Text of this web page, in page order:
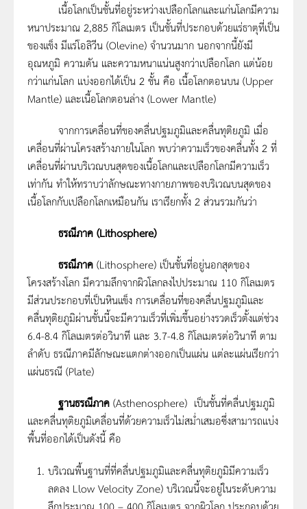
เนื้อโลกเป็นชั้นที่อยู่ระหว่างเปลือกโลกและแก่นโลกมีความ
หนาประมาณ 2,885 กิโลเมตร เป็นชั้นที่ประกอบด้วยแร่ธาตุที่เป็น
ของแข็ง มีแร่โอลิวีน (Olevine) จำนวนมาก นอกจากนี้ยังมี
อุณหภูมิ ความดัน และความหนาแน่นสูงกว่าเปลือกโลก แต่น้อย
กว่าแก่นโลก แบ่งออกได้เป็น 2 ชั้น คือ เนื้อโลกตอนบน (Upper
Mantle) และเนื้อโลกตอนล่าง (Lower Mantle)
จากการเคลื่อนที่ของคลื่นปฐมภูมิและคลื่นทุติยภูมิ เมื่อ
เคลื่อนที่ผ่านโครงสร้างภายในโลก พบว่าความเร็วของคลื่นทั้ง 2 ที่
เคลื่อนที่ผ่านบริเวณบนสุดของเนื้อโลกและเปลือกโลกมีความเร็ว
เท่ากัน ทำให้ทราบว่าลักษณะทางกายภาพของบริเวณบนสุดของ
เนื้อโลกกับเปลือกโลกเหมือนกัน เราเรียกทั้ง 2 ส่วนรวมกันว่า
ธรณีภาค (Lithosphere)
ธรณีภาค (Lithosphere) เป็นชั้นที่อยู่นอกสุดของ
โครงสร้างโลก มีความลึกจากผิวโลกลงไปประมาณ 110 กิโลเมตร
มีส่วนประกอบที่เป็นหินแข็ง การเคลื่อนที่ของคลื่นปฐมภูมิและ
คลื่นทุติยภูมิผ่านชั้นนี้จะมีความเร็วที่เพิ่มขึ้นอย่างรวดเร็วตั้งแต่ช่วง
6.4-8.4 กิโลเมตรต่อวินาที และ 3.7-4.8 กิโลเมตรต่อวินาที ตาม
ลำดับ ธรณีภาคมีลักษณะแตกต่างออกเป็นแผ่น แต่ละแผ่นเรียกว่า
แผ่นธรณี (Plate)
ฐานธรณีภาค (Asthenosphere) เป็นชั้นที่คลื่นปฐมภูมิ
และคลื่นทุติยภูมิเคลื่อนที่ด้วยความเร็วไม่สม่ำเสมอซึ่งสามารถแบ่ง
พื้นที่ออกได้เป็นดังนี้ คือ
บริเวณพื้นฐานที่ที่คลื่นปฐมภูมิและคลื่นทุติยภูมิมีความเร็ว
ลดลง Llow Velocity Zone) บริเวณนี้จะอยู่ในระดับความ